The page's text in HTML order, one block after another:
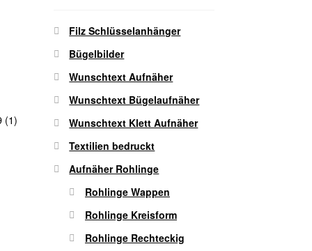
(1)
Filz Schlüsselanhänger
Bügelbilder
Wunschtext Aufnäher
Wunschtext Bügelaufnäher
Wunschtext Klett Aufnäher
Textilien bedruckt
Aufnäher Rohlinge
Rohlinge Wappen
Rohlinge Kreisform
Rohlinge Rechteckig